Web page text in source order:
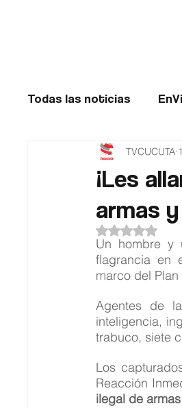
Todas las noticias
Entretenimiento
Catatumbo
¡Les
armas
TVCUCUTA
Obtuvo
Un hombre y
flagrancia en
marco del
Agentes de
inteligencia,
trabuco, siete
Los
Reacción
ilegal de armas